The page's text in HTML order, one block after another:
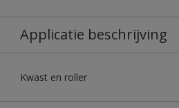
Applicatie beschrijving
Kwast en roller